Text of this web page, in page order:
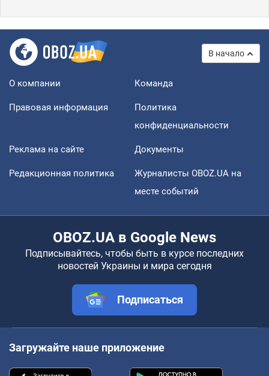
В начало
О компании Команда
Правовая информация
Политика
конфиденциальности
Реклама на сайте Документы
Редакционная политика
Журналисты OBOZ.UA на
месте событий
OBOZ.UA в Google News
Подписывайтесь, чтобы быть в курсе последних
новостей Украины и мира сегодня
Подписаться
Загружайте наше приложение